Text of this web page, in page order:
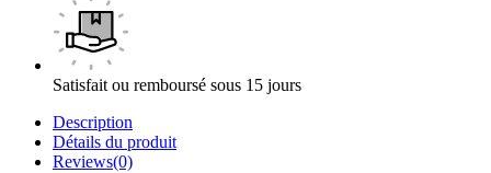
Satisfait ou remboursé sous 15 jours
Description
Détails du produit
Reviews(0)